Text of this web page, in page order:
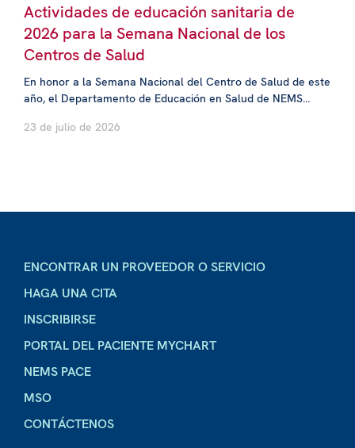
Actividades de educación sanitaria de
2026 para la Semana Nacional de los
Centros de Salud
En honor a la Semana Nacional del Centro de Salud de este
año, el Departamento de Educación en Salud de NEMS...
23 de julio de 2026
ENCONTRAR UN PROVEEDOR O SERVICIO
HAGA UNA CITA
INSCRIBIRSE
PORTAL DEL PACIENTE MYCHART
NEMS PACE
MSO
CONTÁCTENOS